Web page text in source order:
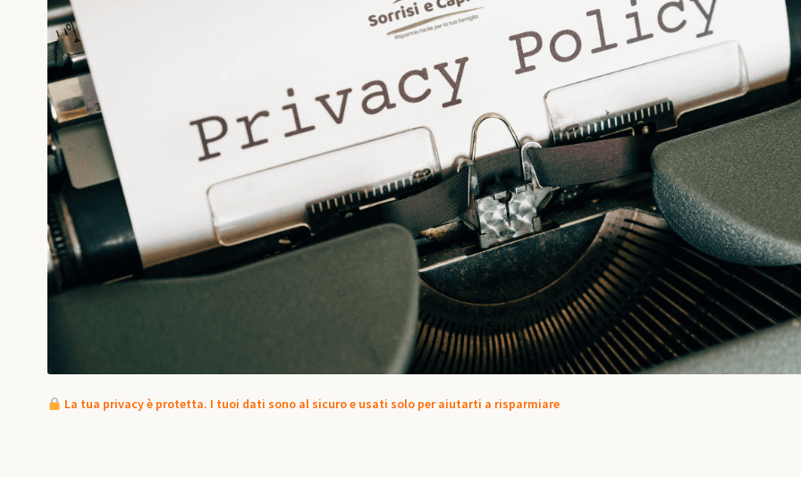
La tua privacy è protetta. I tuoi dati sono al sicuro e usati solo per aiutarti a risparmiare